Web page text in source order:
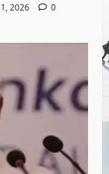
2026
0